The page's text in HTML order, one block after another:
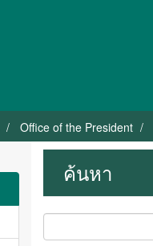
Office of the President
ค้นหา